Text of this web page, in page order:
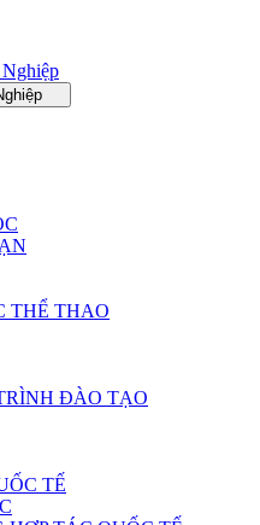
THỂ THAO
ĐÀO TẠO
TẾ